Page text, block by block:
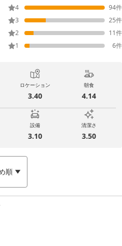
4
94件
3
25件
2
11件
1
6件
ロケーション
3.40
朝食
4.14
設備
3.10
清潔さ
3.50
順